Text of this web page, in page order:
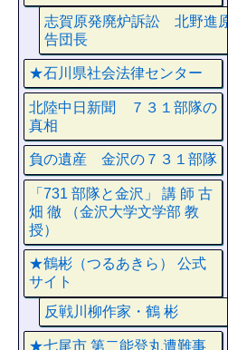
志賀原発廃炉訴訟 北野進原
告団長
★石川県社会法律センター
北陸中日新聞 ７３１部隊の
真相
負の遺産 金沢の７３１部隊
「731 部隊と金沢」 講 師 古
畑 徹 （金沢大学文学部 教
授）
★鶴彬（つるあきら） 公式
サイト
反戦川柳作家・鶴 彬
★七尾市 第二能登丸遭難事